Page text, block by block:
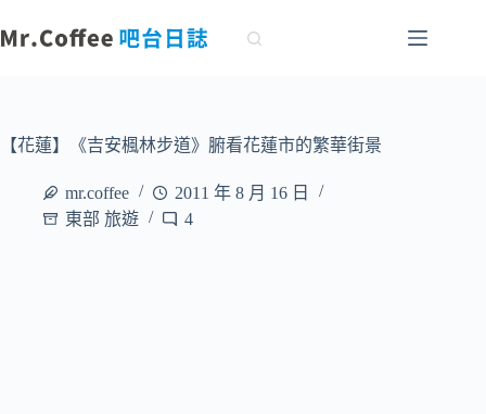
至
容【花蓮】《吉安楓林步道》腑看花蓮市的繁華街景
mr.coffee
2011 年 8 月 16 日
東部 旅遊
4